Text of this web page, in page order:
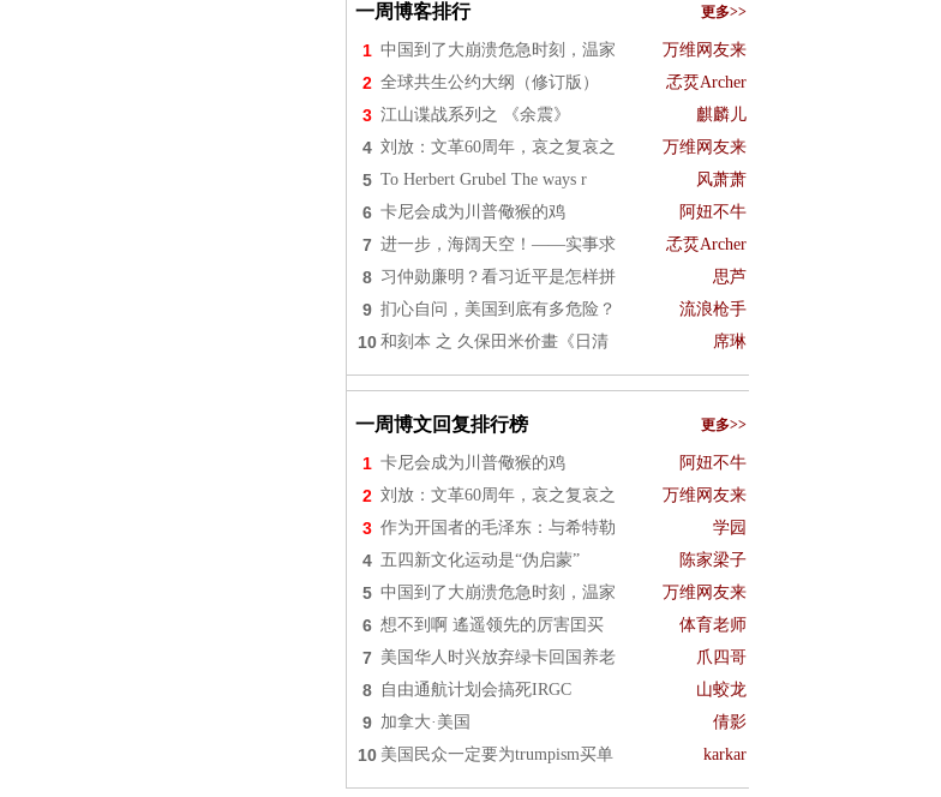
一周博客排行 更多>>
1 中国到了大崩溃危急时刻，温家 万维网友来
2 全球共生公约大纲（修订版） 孞烎Archer
3 江山谍战系列之 《余震》 麒麟儿
4 刘放：文革60周年，哀之复哀之 万维网友来
5 To Herbert Grubel The ways r 风萧萧
6 卡尼会成为川普儆猴的鸡 阿妞不牛
7 进一步，海阔天空！——实事求 孞烎Archer
8 习仲勋廉明？看习近平是怎样拼 思芦
9 扪心自问，美国到底有多危险？ 流浪枪手
10 和刻本 之 久保田米价畫《日清 席琳
一周博文回复排行榜 更多>>
1 卡尼会成为川普儆猴的鸡 阿妞不牛
2 刘放：文革60周年，哀之复哀之 万维网友来
3 作为开国者的毛泽东：与希特勒 学园
4 五四新文化运动是“伪启蒙” 陈家梁子
5 中国到了大崩溃危急时刻，温家 万维网友来
6 想不到啊 遙遥领先的厉害囯买 体育老师
7 美国华人时兴放弃绿卡回国养老 爪四哥
8 自由通航计划会搞死IRGC 山蛟龙
9 加拿大·美国 倩影
10 美国民众一定要为trumpism买单 karkar